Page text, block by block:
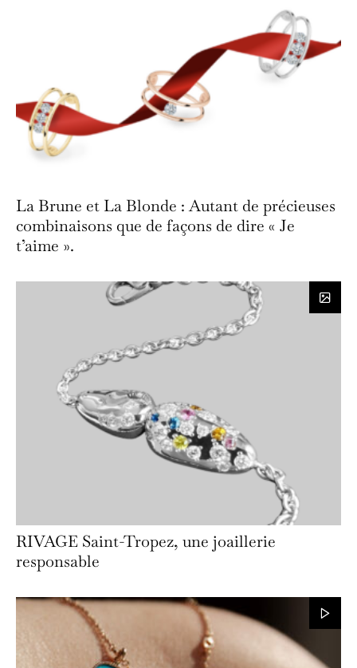
La Brune et La Blonde : Autant de précieuses
combinaisons que de façons de dire « Je
t’aime ».
RIVAGE Saint-Tropez, une joaillerie
responsable